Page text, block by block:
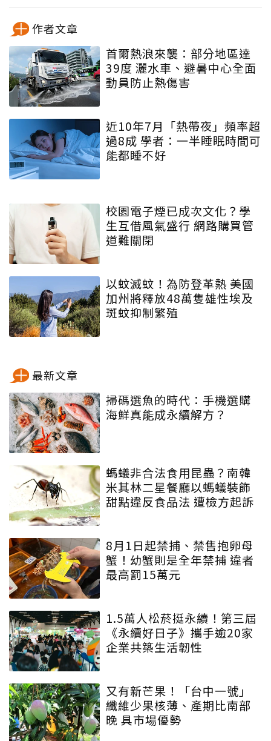
作者文章
首爾熱浪來襲：部分地區達
39度 灑水車、避暑中心全面
動員防止熱傷害
近10年7月「熱帶夜」頻率超
過8成 學者：一半睡眠時間可
能都睡不好
校園電子煙已成次文化？學
生互借風氣盛行 網路購買管
道難關閉
以蚊滅蚊！為防登革熱 美國
加州將釋放48萬隻雄性埃及
斑蚊抑制繁殖
最新文章
掃碼選魚的時代：手機選購
海鮮真能成永續解方？
螞蟻非合法食用昆蟲？南韓
米其林二星餐廳以螞蟻裝飾
甜點違反食品法 遭檢方起訴
8月1日起禁捕、禁售抱卵母
蟹！幼蟹則是全年禁捕 違者
最高罰15萬元
1.5萬人松菸挺永續！第三屆
《永續好日子》攜手逾20家
企業共築生活韌性
又有新芒果！「台中一號」
纖維少果核薄、產期比南部
晚 具市場優勢